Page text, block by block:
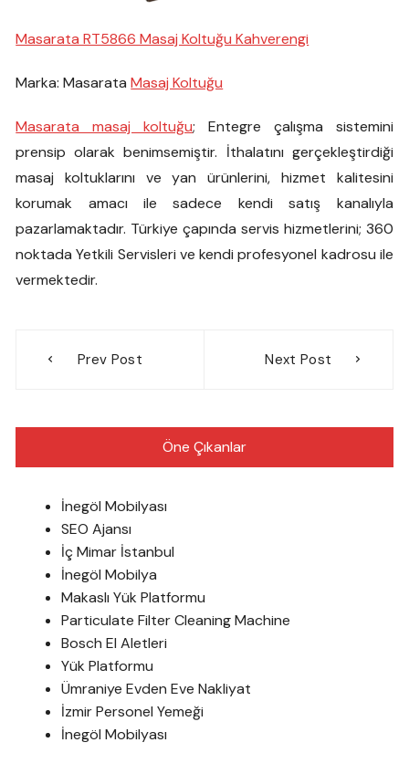
Masarata RT5866 Masaj Koltuğu Kahverengi
Marka: MasarataMasaj Koltuğu
Masarata masaj koltuğu; Entegre çalışma sistemini
prensip olarak benimsemiştir. İthalatını gerçekleştirdiği
masaj koltuklarını ve yan ürünlerini, hizmet kalitesini
korumak amacı ile sadece kendi satış kanalıyla
pazarlamaktadır. Türkiye çapında servis hizmetlerini; 360
noktada Yetkili Servisleri ve kendi profesyonel kadrosu ile
vermektedir.
gezinmesi
Prev Post Next Post
Öne Çıkanlar
İnegöl Mobilyası
SEO Ajansı
İç Mimar İstanbul
İnegöl Mobilya
Makaslı Yük Platformu
Particulate Filter Cleaning Machine
Bosch El Aletleri
Yük Platformu
Ümraniye Evden Eve Nakliyat
İzmir Personel Yemeği
İnegöl Mobilyası